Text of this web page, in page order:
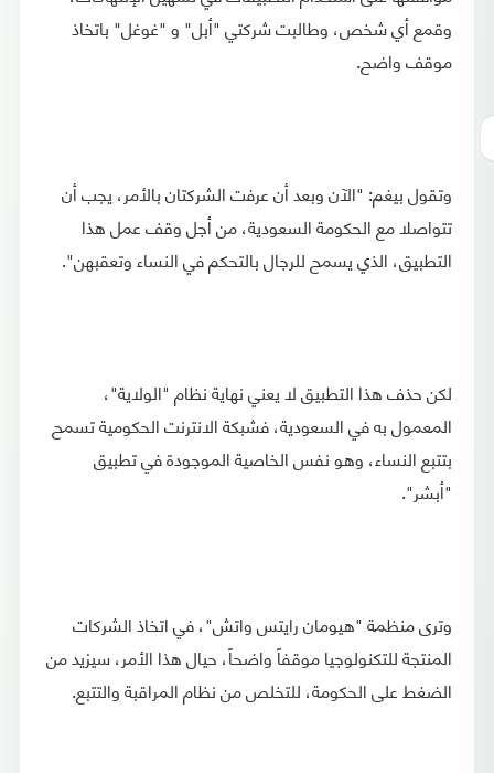
وقمع أي شخص، وطالبت شركتي "أبل" و "غوغل" باتخاذ
موقف واضح.
وتقول بيغم: "الآن وبعد أن عرفت الشركتان بالأمر، يجب أن
تتواصلا مع الحكومة السعودية، من أجل وقف عمل هذا
التطبيق، الذي يسمح للرجال بالتحكم في النساء وتعقبهن".
لكن حذف هذا التطبيق لا يعني نهاية نظام "الولاية"،
المعمول به في السعودية، فشبكة الانترنت الحكومية تسمح
بتتبع النساء، وهو نفس الخاصية الموجودة في تطبيق
"أبشر".
وترى منظمة "هيومان رايتس واتش"، في اتخاذ الشركات
المنتجة للتكنولوجيا موقفاً واضحاً، حيال هذا الأمر، سيزيد من
الضغط على الحكومة، للتخلص من نظام المراقبة والتتبع.